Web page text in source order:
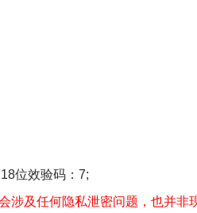
位效验码：7;
涉及任何隐私泄密问题，也并非